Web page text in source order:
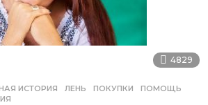
4829
ИСТОРИЯ ,ЛЕНЬ ,ПОКУПКИ ,ПОМОЩЬ